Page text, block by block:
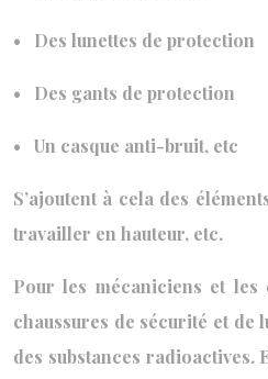
• Des lunettes de protection
• Des gants de protection
• Un casque anti-bruit, etc
S’ajoutent à cela des
travailler en hauteur, etc.
Pour les mécaniciens et les
chaussures de sécurité et de
des substances